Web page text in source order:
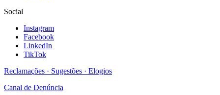
Social
Instagram
Facebook
LinkedIn
TikTok
Reclamações · Sugestões · Elogios
Canal de Denúncia